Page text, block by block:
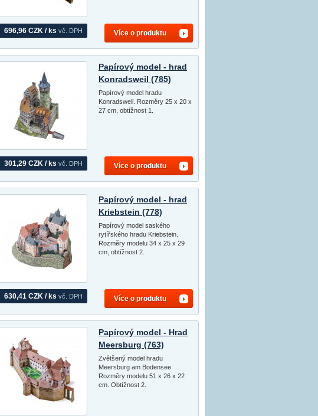
696,96 CZK / ks vč. DPH Více o produktu
301,29 CZK / ks vč. DPH
Papírový model - hrad
Konradsweil (785)
Papírový model hradu
Konradsweil. Rozměry 25 x 20 x
27 cm, obtížnost 1.
Více o produktu
630,41 CZK / ks vč. DPH
Papírový model - hrad
Kriebstein (778)
Papírový model saského
rytířského hradu Kriebstein.
Rozměry modelu 34 x 25 x 29
cm, obtížnost 2.
Více o produktu
Papírový model - Hrad
Meersburg (763)
Zvětšený model hradu
Meersburg am Bodensee.
Rozměry modelu 51 x 26 x 22
cm. Obtížnost 2.